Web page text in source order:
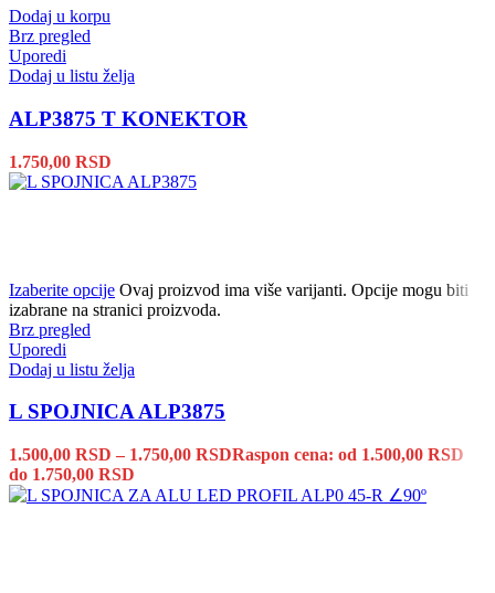
Dodaj u korpu
Brz pregled
Uporedi
Dodaj u listu želja
ALP3875 T KONEKTOR
1.750,00 RSD
Izaberite opcije Ovaj proizvod ima više varijanti. Opcije mogu biti
izabrane na stranici proizvoda.
Brz pregled
Uporedi
Dodaj u listu želja
L SPOJNICA ALP3875
1.500,00 RSD – 1.750,00 RSDRaspon cena: od 1.500,00 RSD
do 1.750,00 RSD